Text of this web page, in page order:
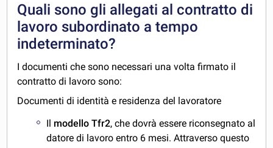
Quali sono gli allegati al contratto di
lavoro subordinato a tempo
indeterminato?
I documenti che sono necessari una volta firmato il
contratto di lavoro sono:
Documenti di identità e residenza del lavoratore
Il modello Tfr2, che dovrà essere riconsegnato al
datore di lavoro entro 6 mesi. Attraverso questo